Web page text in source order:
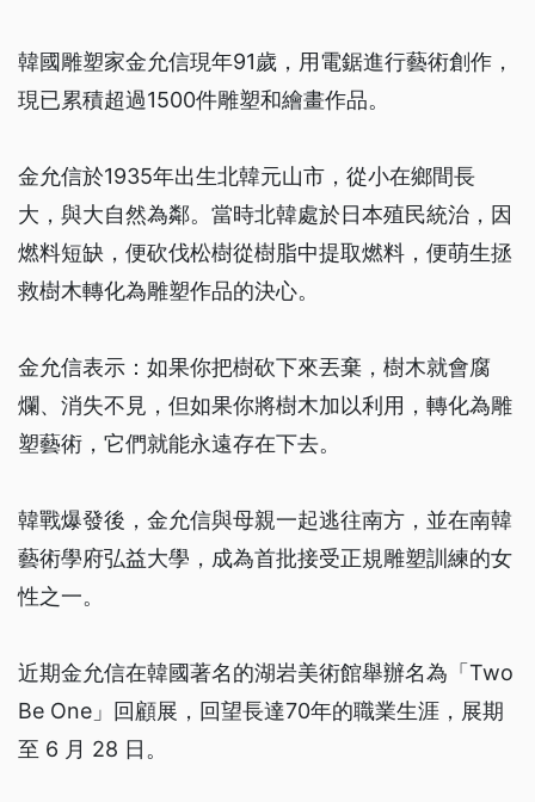
韓國雕塑家金允信現年91歲，用電鋸進行藝術創作，
現已累積超過1500件雕塑和繪畫作品。
金允信於1935年出生北韓元山市，從小在鄉間長
大，與大自然為鄰。當時北韓處於日本殖民統治，因
燃料短缺，便砍伐松樹從樹脂中提取燃料，便萌生拯
救樹木轉化為雕塑作品的決心。
金允信表示：如果你把樹砍下來丟棄，樹木就會腐
爛、消失不見，但如果你將樹木加以利用，轉化為雕
塑藝術，它們就能永遠存在下去。
韓戰爆發後，金允信與母親一起逃往南方，並在南韓
藝術學府弘益大學，成為首批接受正規雕塑訓練的女
性之一。
近期金允信在韓國著名的湖岩美術館舉辦名為「Two
Be One」回顧展，回望長達70年的職業生涯，展期
至 6 月 28 日。